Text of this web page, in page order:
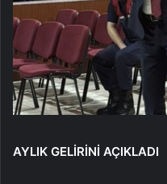
AYLIK GELİRİNİ AÇIKLADI